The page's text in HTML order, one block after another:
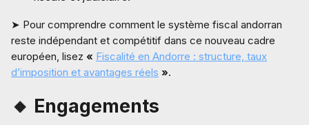
➤ Pour comprendre comment le système fiscal andorran
reste indépendant et compétitif dans ce nouveau cadre
européen, lisez « Fiscalité en Andorre : structure, taux
d’imposition et avantages réels ».
🔸 Engagements